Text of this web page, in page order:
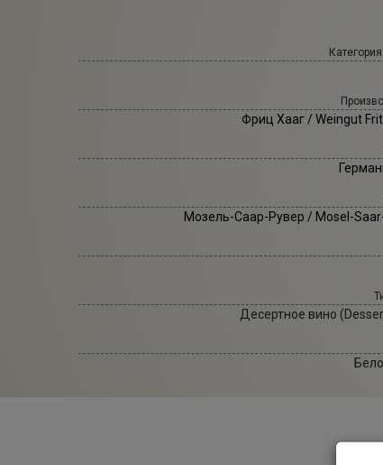
Фриц Хааг / Weingut
Мозель-Саар-Рувер / Mosel-
Десертное вино